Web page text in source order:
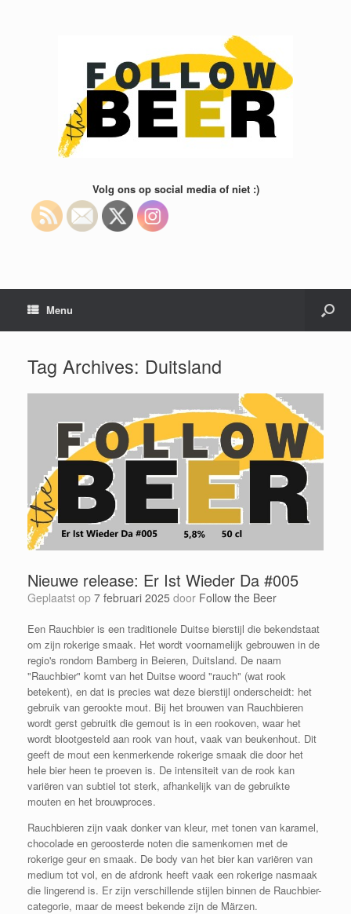
Volg ons op social media of niet :)
Menu
Tag Archives: Duitsland
Nieuwe release: Er Ist Wieder Da #005
Geplaatst op 7 februari 2025 door Follow the Beer
Een Rauchbier is een traditionele Duitse bierstijl die bekendstaat
om zijn rokerige smaak. Het wordt voornamelijk gebrouwen in de
regio's rondom Bamberg in Beieren, Duitsland. De naam
"Rauchbier" komt van het Duitse woord "rauch" (wat rook
betekent), en dat is precies wat deze bierstijl onderscheidt: het
gebruik van gerookte mout. Bij het brouwen van Rauchbieren
wordt gerst gebruitk die gemout is in een rookoven, waar het
wordt blootgesteld aan rook van hout, vaak van beukenhout. Dit
geeft de mout een kenmerkende rokerige smaak die door het
hele bier heen te proeven is. De intensiteit van de rook kan
variëren van subtiel tot sterk, afhankelijk van de gebruikte
mouten en het brouwproces.
Rauchbieren zijn vaak donker van kleur, met tonen van karamel,
chocolade en geroosterde noten die samenkomen met de
rokerige geur en smaak. De body van het bier kan variëren van
medium tot vol, en de afdronk heeft vaak een rokerige nasmaak
die lingerend is. Er zijn verschillende stijlen binnen de Rauchbier-
categorie, maar de meest bekende zijn de Märzen.